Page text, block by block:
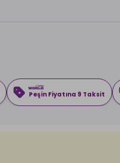
Peşin Fiyatına 9 Taksit